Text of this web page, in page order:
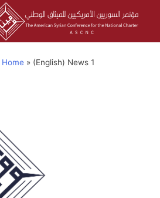
Home » (English) News 1